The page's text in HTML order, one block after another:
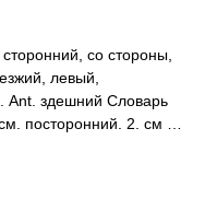
со стороны,
левый,
Ant. здешний Словарь
посторонний. 2. см …